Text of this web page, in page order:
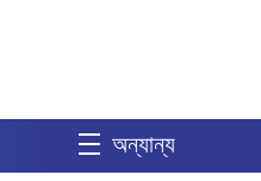
অন্যান্য